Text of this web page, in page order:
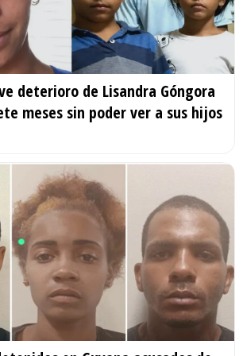
deterioro de Lisandra Góngora
meses sin poder ver a sus hijos